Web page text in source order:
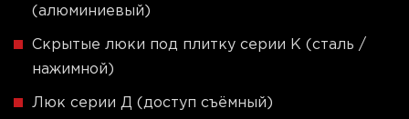
(алюминиевый)
Скрытые люки под плитку серии K (сталь /
нажимной)
Люк серии Д (доступ съёмный)